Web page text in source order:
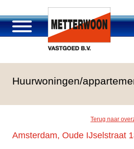
Portfolio
Huurwoningen/
Terug naar
Amsterdam, Oude IJselstraat